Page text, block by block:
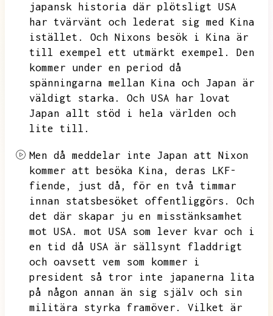
japansk historia där plötsligt USA
har tvärvänt och lederat sig med Kina
istället.
Och Nixons besök i Kina är
till exempel ett utmärkt exempel.
Den
kommer under en period då
spänningarna mellan Kina och Japan är
väldigt starka.
Och USA har lovat
Japan allt stöd i hela världen och
lite till.
Men då meddelar inte Japan att Nixon
kommer att besöka Kina,
deras LKF-
fiende,
just då,
för en två timmar
innan statsbesöket offentliggörs.
Och
det där skapar ju en misstänksamhet
mot USA.
mot USA som lever kvar och i
en tid då USA är sällsynt fladdrigt
och oavsett vem som kommer i
president så tror inte japanerna lita
på någon annan än sig själv och sin
militära styrka framöver.
Vilket är